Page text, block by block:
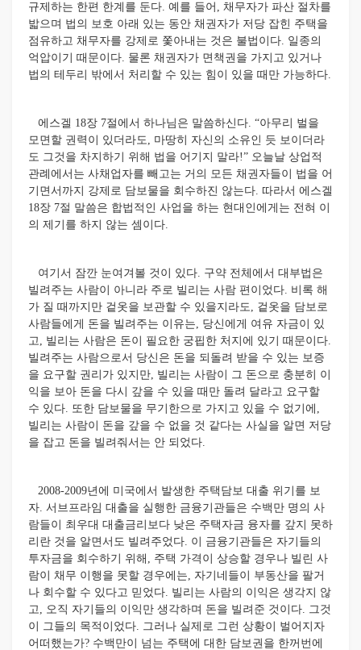
규제하는 한편 한계를 둔다. 예를 들어, 채무자가 파산 절차를
밟으며 법의 보호 아래 있는 동안 채권자가 저당 잡힌 주택을
점유하고 채무자를 강제로 쫓아내는 것은 불법이다. 일종의
억압이기 때문이다. 물론 채권자가 면책권을 가지고 있거나
법의 테두리 밖에서 처리할 수 있는 힘이 있을 때만 가능하다.
에스겔 18장 7절에서 하나님은 말씀하신다. “아무리 벌을
모면할 권력이 있더라도, 마땅히 자신의 소유인 듯 보이더라
도 그것을 차지하기 위해 법을 어기지 말라!” 오늘날 상업적
관례에서는 사채업자를 빼고는 거의 모든 채권자들이 법을 어
기면서까지 강제로 담보물을 회수하진 않는다. 따라서 에스겔
18장 7절 말씀은 합법적인 사업을 하는 현대인에게는 전혀 이
의 제기를 하지 않는 셈이다.
여기서 잠깐 눈여겨볼 것이 있다. 구약 전체에서 대부법은
빌려주는 사람이 아니라 주로 빌리는 사람 편이었다. 비록 해
가 질 때까지만 겉옷을 보관할 수 있을지라도, 겉옷을 담보로
사람들에게 돈을 빌려주는 이유는, 당신에게 여유 자금이 있
고, 빌리는 사람은 돈이 필요한 궁핍한 처지에 있기 때문이다.
빌려주는 사람으로서 당신은 돈을 되돌려 받을 수 있는 보증
을 요구할 권리가 있지만, 빌리는 사람이 그 돈으로 충분히 이
익을 보아 돈을 다시 갚을 수 있을 때만 돌려 달라고 요구할
수 있다. 또한 담보물을 무기한으로 가지고 있을 수 없기에,
빌리는 사람이 돈을 갚을 수 없을 것 같다는 사실을 알면 저당
을 잡고 돈을 빌려줘서는 안 되었다.
2008-2009년에 미국에서 발생한 주택담보 대출 위기를 보
자. 서브프라임 대출을 실행한 금융기관들은 수백만 명의 사
람들이 최우대 대출금리보다 낮은 주택자금 융자를 갚지 못하
리란 것을 알면서도 빌려주었다. 이 금융기관들은 자기들의
투자금을 회수하기 위해, 주택 가격이 상승할 경우나 빌린 사
람이 채무 이행을 못할 경우에는, 자기네들이 부동산을 팔거
나 회수할 수 있다고 믿었다. 빌리는 사람의 이익은 생각지 않
고, 오직 자기들의 이익만 생각하며 돈을 빌려준 것이다. 그것
이 그들의 목적이었다. 그러나 실제로 그런 상황이 벌어지자
어떠했는가? 수백만이 넘는 주택에 대한 담보권을 한꺼번에